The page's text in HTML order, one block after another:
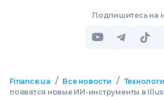
Подпишитесь на
Finance.ua / Все новости /
появятся новые ИИ-инструменты в